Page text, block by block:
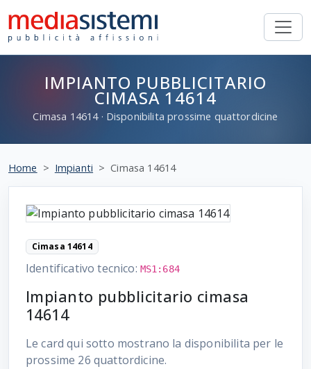
IMPIANTO PUBBLICITARIO
CIMASA 14614
Cimasa 14614· Disponibilita prossime quattordicine
Home Impianti Cimasa 14614
Cimasa 14614
Identificativo tecnico: MS1:684
Impianto pubblicitario cimasa
14614
Le card qui sotto mostrano la disponibilita per le
prossime 26 quattordicine.